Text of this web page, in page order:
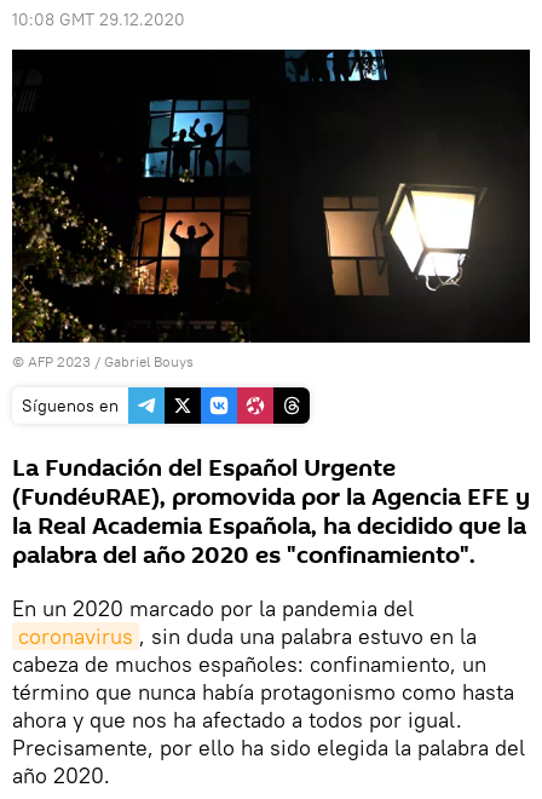
10:08 GMT 29.12.2020
© AFP 2023 / Gabriel Bouys
Síguenos en
La Fundación del Español Urgente
(FundéuRAE), promovida por la Agencia EFE y
la Real Academia Española, ha decidido que la
palabra del año 2020 es "confinamiento".
En un 2020 marcado por la pandemia del
coronavirus , sin duda una palabra estuvo en la
cabeza de muchos españoles: confinamiento, un
término que nunca había protagonismo como hasta
ahora y que nos ha afectado a todos por igual.
Precisamente, por ello ha sido elegida la palabra del
año 2020.